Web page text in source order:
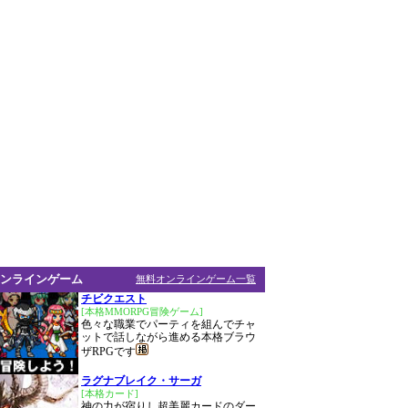
無料オンラインゲーム一覧
ラインゲーム
チビクエスト
[本格MMORPG冒険ゲーム]
色々な職業でパーティを組んでチャ
ットで話しながら進める本格ブラウ
ザRPGです
ラグナブレイク・サーガ
[本格カード]